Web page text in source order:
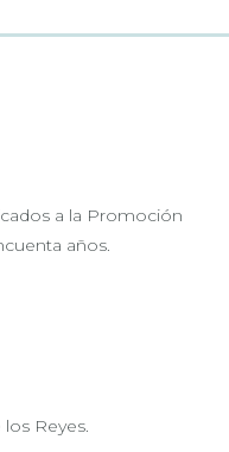
a la Promoción
años.
Reyes.